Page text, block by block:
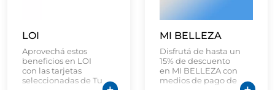
LOI
Aprovechá estos
beneficios en LOI
con las tarjetas
seleccionadas de Tu
MI BELLEZA
Disfrutá de hasta un
15% de descuento
en MI BELLEZA con
medios de pago de